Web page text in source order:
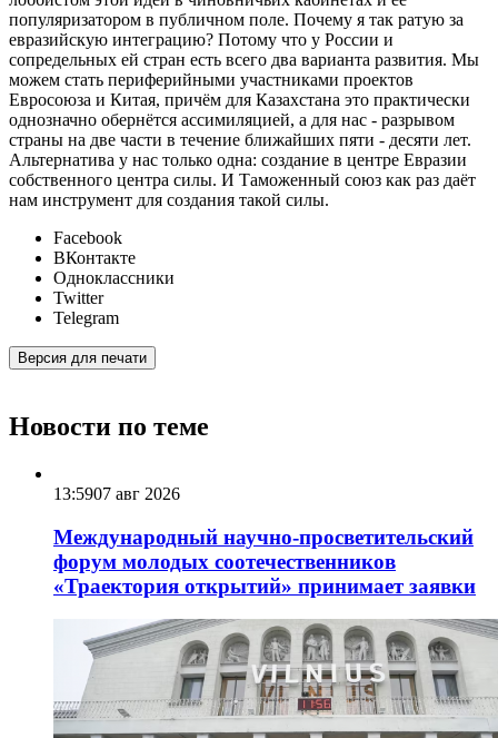
популяризатором в публичном поле. Почему я так ратую за
евразийскую интеграцию? Потому что у России и
сопредельных ей стран есть всего два варианта развития. Мы
можем стать периферийными участниками проектов
Евросоюза и Китая, причём для Казахстана это практически
однозначно обернётся ассимиляцией, а для нас - разрывом
страны на две части в течение ближайших пяти - десяти лет.
Альтернатива у нас только одна: создание в центре Евразии
собственного центра силы. И Таможенный союз как раз даёт
нам инструмент для создания такой силы.
Facebook
ВКонтакте
Одноклассники
Twitter
Telegram
Версия для печати
Новости по теме
13:5907 авг 2026
Международный научно-просветительский
форум молодых соотечественников
«Траектория открытий» принимает заявки